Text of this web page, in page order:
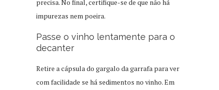
precisa. No final, certifique-se de que não há
impurezas nem poeira.
Passe o vinho lentamente para o
decanter
Retire a cápsula do gargalo da garrafa para ver
com facilidade se há sedimentos no vinho. Em